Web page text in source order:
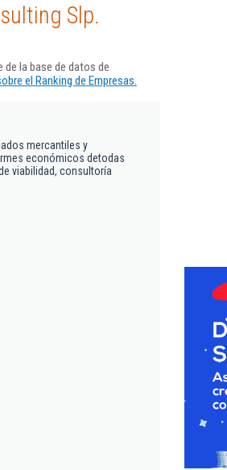
Slp.
la base de datos de
el Ranking de Empresas.
mercantiles y
económicos detodas
viabilidad, consultoría